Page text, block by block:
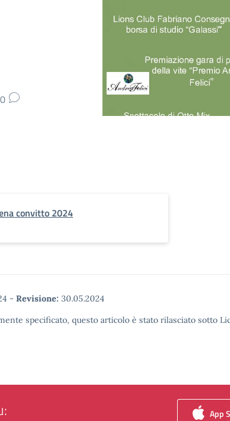
0
convitto 2024
- Revisione: 30.05.2024
specificato, questo articolo è stato rilasciato sotto
App